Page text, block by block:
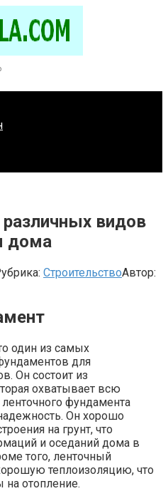
видов
дома
СтроительствоАвтор:
один из самых
для
Он состоит из
охватывает всю
фундамента
Он хорошо
на грунт, что
и оседаний дома в
того, ленточный
теплоизоляцию, что
на отопление.